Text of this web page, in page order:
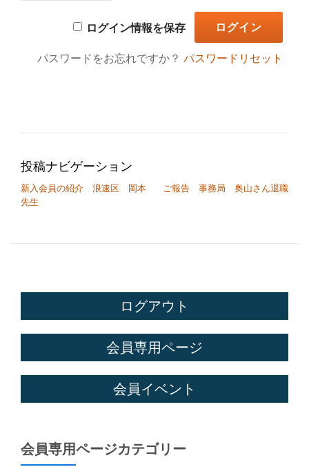
ログイン情報を保存
パスワードをお忘れですか？パスワードリセット
投稿ナビゲーション
新入会員の紹介 浪速区 岡本
先生
ご報告 事務局 奥山さん退職
ログアウト
会員専用ページ
会員イベント
会員専用ページカテゴリー